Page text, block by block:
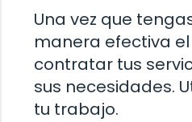
Una vez que
manera efectiva
contratar tus
sus necesidades.
tu trabajo.